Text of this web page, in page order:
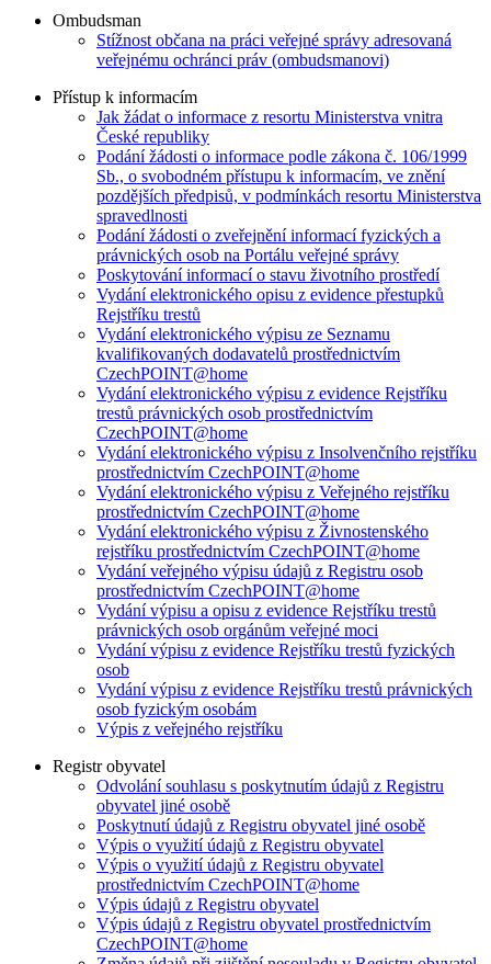
Ombudsman
Stížnost občana na práci veřejné správy adresovaná
veřejnému ochránci práv (ombudsmanovi)
Přístup k informacím
Jak žádat o informace z resortu Ministerstva vnitra
České republiky
Podání žádosti o informace podle zákona č. 106/1999
Sb., o svobodném přístupu k informacím, ve znění
pozdějších předpisů, v podmínkách resortu Ministerstva
spravedlnosti
Podání žádosti o zveřejnění informací fyzických a
právnických osob na Portálu veřejné správy
Poskytování informací o stavu životního prostředí
Vydání elektronického opisu z evidence přestupků
Rejstříku trestů
Vydání elektronického výpisu ze Seznamu
kvalifikovaných dodavatelů prostřednictvím
CzechPOINT@home
Vydání elektronického výpisu z evidence Rejstříku
trestů právnických osob prostřednictvím
CzechPOINT@home
Vydání elektronického výpisu z Insolvenčního rejstříku
prostřednictvím CzechPOINT@home
Vydání elektronického výpisu z Veřejného rejstříku
prostřednictvím CzechPOINT@home
Vydání elektronického výpisu z Živnostenského
rejstříku prostřednictvím CzechPOINT@home
Vydání veřejného výpisu údajů z Registru osob
prostřednictvím CzechPOINT@home
Vydání výpisu a opisu z evidence Rejstříku trestů
právnických osob orgánům veřejné moci
Vydání výpisu z evidence Rejstříku trestů fyzických
osob
Vydání výpisu z evidence Rejstříku trestů právnických
osob fyzickým osobám
Výpis z veřejného rejstříku
Registr obyvatel
Odvolání souhlasu s poskytnutím údajů z Registru
obyvatel jiné osobě
Poskytnutí údajů z Registru obyvatel jiné osobě
Výpis o využití údajů z Registru obyvatel
Výpis o využití údajů z Registru obyvatel
prostřednictvím CzechPOINT@home
Výpis údajů z Registru obyvatel
Výpis údajů z Registru obyvatel prostřednictvím
CzechPOINT@home